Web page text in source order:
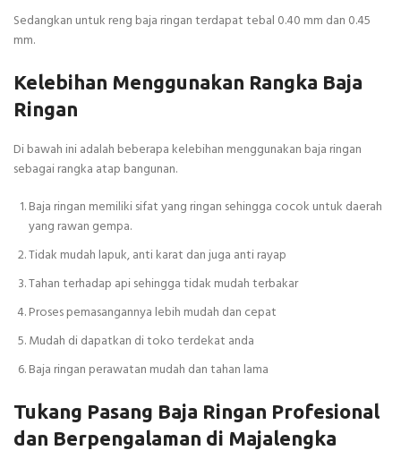
Sedangkan untuk reng baja ringan terdapat tebal 0.40 mm dan 0.45
mm.
Kelebihan Menggunakan Rangka Baja
Ringan
Di bawah ini adalah beberapa kelebihan menggunakan baja ringan
sebagai rangka atap bangunan.
Baja ringan memiliki sifat yang ringan sehingga cocok untuk daerah
yang rawan gempa.
Tidak mudah lapuk, anti karat dan juga anti rayap
Tahan terhadap api sehingga tidak mudah terbakar
Proses pemasangannya lebih mudah dan cepat
Mudah di dapatkan di toko terdekat anda
Baja ringan perawatan mudah dan tahan lama
Tukang Pasang Baja Ringan Profesional
dan Berpengalaman di Majalengka